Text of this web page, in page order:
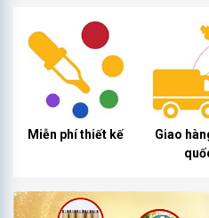
Miễn phí thiết kế
Giao